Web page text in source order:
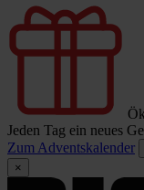
Jeden Tag ein neues
Zum Adventskalender
×